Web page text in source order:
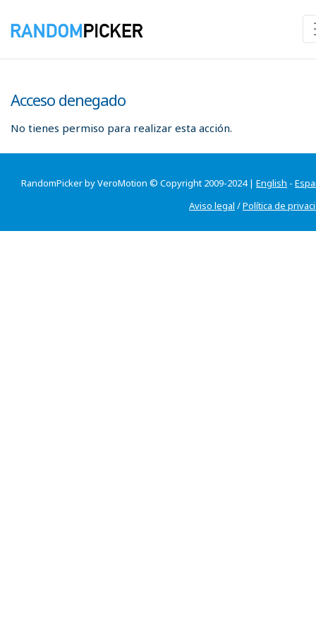
Acceso denegado
No tienes permiso para realizar esta acción.
RandomPicker by VeroMotion © Copyright 2009-2024 | English -
Aviso legal /Política de